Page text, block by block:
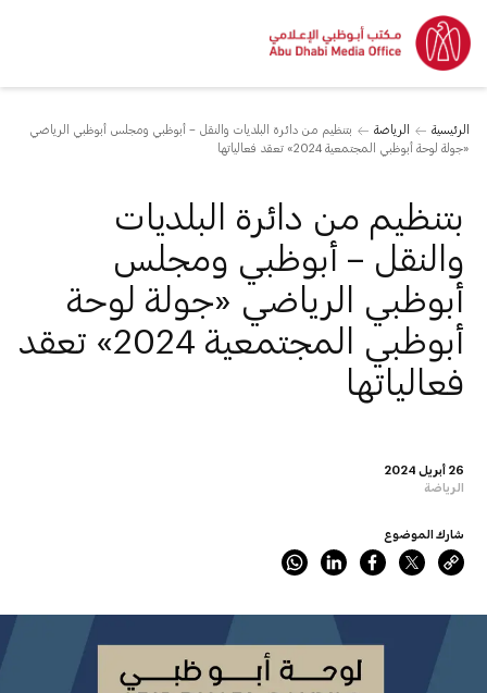
الرئيسية الرياضة
بتنظيم من دائرة البلديات والنقل – أبوظبي ومجلس أبوظبي الرياضي
«جولة لوحة أبوظبي المجتمعية 2024» تعقد فعالياتها
26 أبريل 2024
الرياضة
بتنظيم من دائرة البلديات
والنقل – أبوظبي ومجلس
أبوظبي الرياضي «جولة لوحة
أبوظبي المجتمعية 2024» تعقد
فعالياتها
شارك الموضوع